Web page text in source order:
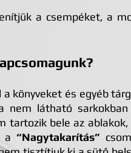
a csempéket, a
könyveket és egyéb
nem látható
tartozik bele az
a“Nagytakarítás”